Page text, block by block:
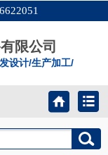
限公司
设计/生产加工/